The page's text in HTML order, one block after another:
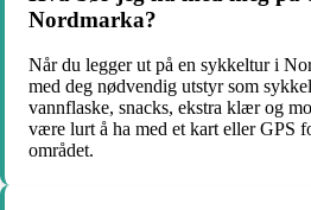
Nordmarka?
Når du legger ut på en sykkeltur i
med deg nødvendig utstyr som
vannflaske, snacks, ekstra klær og
være lurt å ha med et kart eller GPS
området.